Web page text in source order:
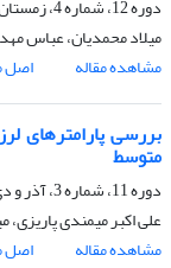
دوره 12، شماره 4، زمستان 1397، صفحه
میلاد محمدیان، عباس
مشاهده مقاله
اصل
بررسی پارامترهای
متوسط
دوره 11، شماره 3، آذر و دی 1396، صفحه
علی اکبر میمندی
مشاهده مقاله
اصل